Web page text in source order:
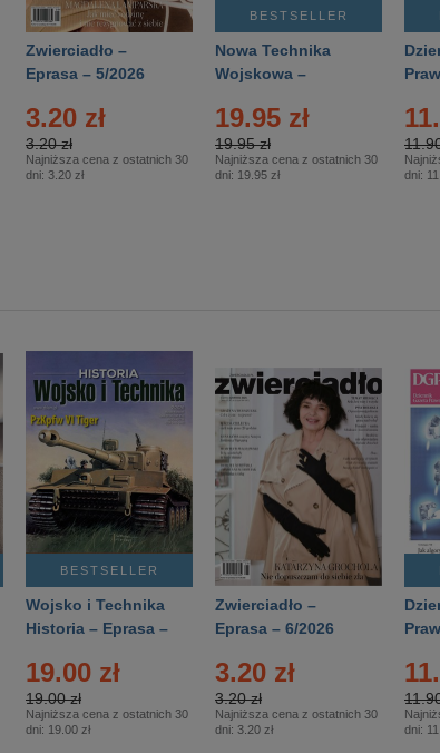
Zwierciadło –
Eprasa – 5/2026
3.20 zł
3.20 zł
Najniższa cena z ostatnich 30
dni: 3.20 zł
BESTSELLER
Nowa Technika
Wojskowa –
19.95 zł
19.95 zł
Najniższa cena z ostatnich 30
dni: 19.95 zł
dni:
BESTSELLER
Wojsko i Technika
Historia – Eprasa –
19.00 zł
19.00 zł
Najniższa cena z ostatnich 30
dni: 19.00 zł
Zwierciadło –
Eprasa – 6/2026
3.20 zł
3.20 zł
Najniższa cena z ostatnich 30
dni: 3.20 zł
dni: